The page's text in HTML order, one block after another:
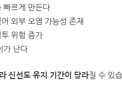
빠르게 만든다
외부 오염 가능성 존재
위험 증가
가 난다
신선도 유지 기간이 달라질 수 있